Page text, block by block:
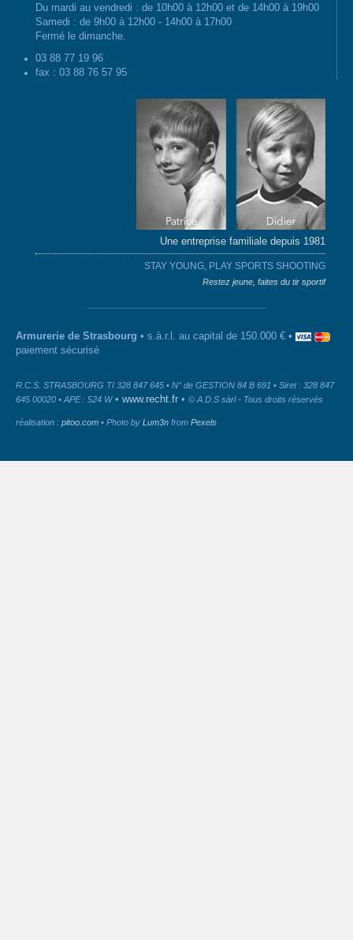
Du mardi au vendredi : de 10h00 à 12h00 et de 14h00 à 19h00
Samedi : de 9h00 à 12h00 - 14h00 à 17h00
Fermé le dimanche.
03 88 77 19 96
fax : 03 88 76 57 95
Une entreprise familiale depuis 1981
STAY YOUNG, PLAY SPORTS SHOOTING
Restez jeune, faites du tir sportif
Armurerie de Strasbourg • s.à.r.l. au capital de 150.000 € •
paiement sécurisé
R.C.S. STRASBOURG TI 328 847 645 • N° de GESTION 84 B 691 • Siret : 328 847
645 00020 • APE : 524 W• www.recht.fr • © A.D.S sàrl - Tous droits réservés
réalisation : pitoo.com • Photo by Lum3n from Pexels